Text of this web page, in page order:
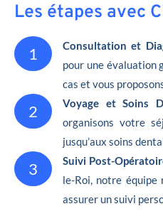
Les étapes avec
1 Consultation et
pour une évaluation
cas et vous
2 Voyage et Soins
organisons votre
jusqu’aux soins
3 Suivi Post-
le-Roi, notre
assurer un suivi